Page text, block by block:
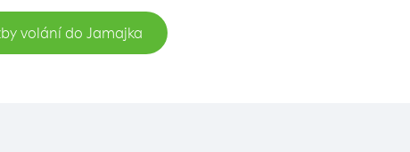
volání do Jamajka